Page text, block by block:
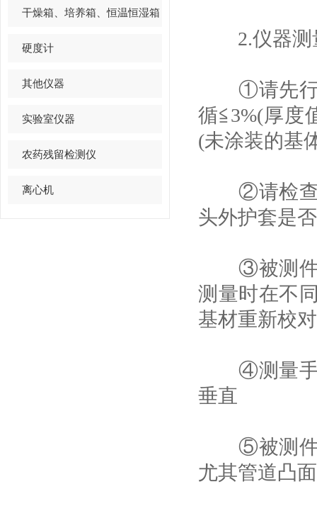
干燥箱、培养箱、恒温恒湿箱
硬度计
其他仪器
实验室仪器
农药残留检测仪
离心机
2.仪器测
①请先行系
循≦3%(厚度
(未涂装的基
②请检查探
头外护套是
③被测件基
测量时在不
基材重新校
④测量手法
垂直
⑤被测件曲
尤其管道凸